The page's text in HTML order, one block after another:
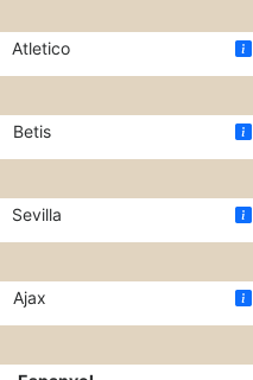
Atletico
Betis
Sevilla
Ajax